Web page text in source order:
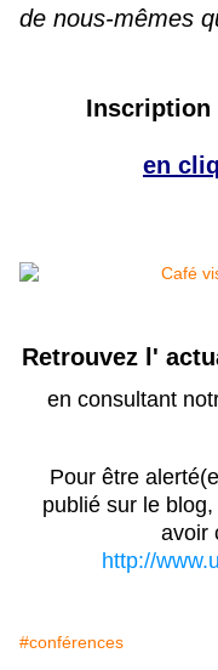
de nous-mêmes
Inscription
en
Retrouvez l'
en consultant
Pour être
publié sur le
avoir
http://
#conférences